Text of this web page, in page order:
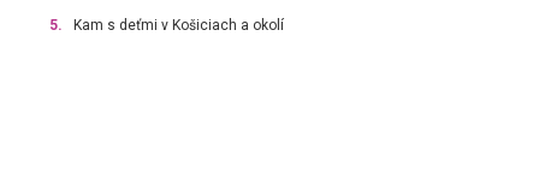
5. Kam s deťmi v Košiciach a okolí